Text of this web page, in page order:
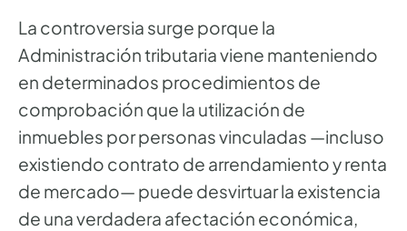
La controversia surge porque la
Administración tributaria viene manteniendo
en determinados procedimientos de
comprobación que la utilización de
inmuebles por personas vinculadas —incluso
existiendo contrato de arrendamiento y renta
de mercado— puede desvirtuar la existencia
de una verdadera afectación económica,